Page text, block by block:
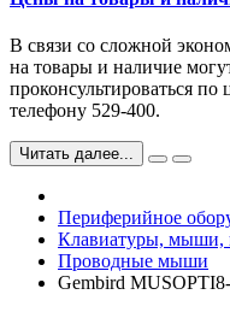
В связи со сложной
на товары и наличие
проконсультироваться
телефону 529-400.
Читать далее...
Периферийное
Клавиатуры, мыши,
Проводные мыши
Gembird